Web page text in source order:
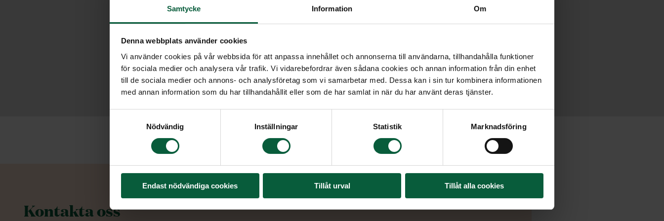
Samtycke Information Om
Denna webbplats använder cookies
Vi använder cookies på vår webbsida för att anpassa innehållet och annonserna till användarna, tillhandahålla funktioner
för sociala medier och analysera vår trafik. Vi vidarebefordrar även sådana cookies och annan information från din enhet
till de sociala medier och annons- och analysföretag som vi samarbetar med. Dessa kan i sin tur kombinera informationen
med annan information som du har tillhandahållit eller som de har samlat in när du har använt deras tjänster.
Nödvändig
Inställningar Statistik Marknadsföring
Endast nödvändiga cookies Tillåt urval Tillåt alla cookies
Kontakta oss